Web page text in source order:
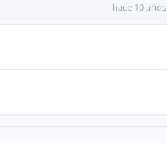
hace 10 años